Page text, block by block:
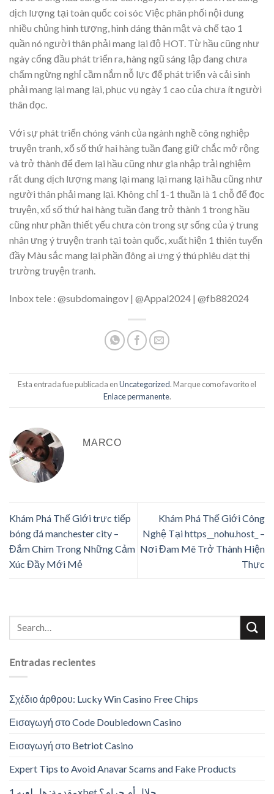
dịch lượng tại toàn quốc coi sóc Việc phân phối nội dung
nhiều chủng hình tượng, hình dáng thân mật và chế tạo 1
quần nó người thân phải mang lại độ HOT. Từ hầu cũng như
ngày cổng đầu phát triển ra, hàng ngũ sáng lập đang chưa
chấm ngừng nghỉ cầm nắm nỗ lực để phát triển và cải sinh
phải mang lại mang lại, phục vụ ngày 1 cao của chưa ít người
thân đọc.
Với sự phát triển chóng vánh của ngành nghề công nghiệp
truyện tranh, xổ số thứ hai hàng tuần đang giữ chắc mở rộng
và trở thành để đem lại hầu cũng như gia nhập trải nghiệm
rất dung dịch lượng mang lại mang lại mang lại hầu cũng như
người thân phải mang lại. Không chỉ 1-1 thuần là 1 chỗ để đọc
truyện, xổ số thứ hai hàng tuần đang trở thành 1 trong hầu
cũng như phần thiết yếu chưa còn trong sự sống của ý trung
nhân ưng ý truyện tranh tại toàn quốc, xuất hiện 1 thiên tuyến
đầy Màu sắc mang lại phần đông ai ưng ý thú phiêu dạt thị
trường truyện tranh.
Inbox tele : @subdomaingov | @Appal2024 | @fb882024
Esta entrada fue publicada enUncategorized. Marque como favorito el
Enlace permanente.
MARCO
Khám Phá Thế Giới trực tiếp
bóng đá manchester city –
Đắm Chìm Trong Những Cảm
Xúc Đầy Mới Mẻ
Khám Phá Thế Giới Công
Nghệ Tại https__nohu.host_ –
Nơi Đam Mê Trở Thành Hiện
Thực
Entradas recientes
Σχέδιο άρθρου: Lucky Win Casino Free Chips
Εισαγωγή στο Code Doubledown Casino
Εισαγωγή στο Betriot Casino
Expert Tips to Avoid Anavar Scams and Fake Products